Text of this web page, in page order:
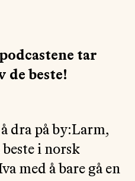
tar
de beste!
å dra på by:Larm,
i norsk
med å bare gå en